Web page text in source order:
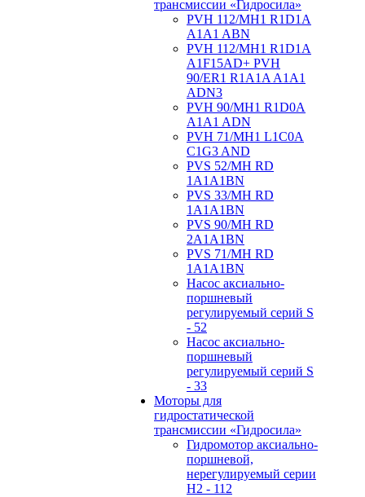
трансмиссии «Гидросила»
PVH 112/MH1 R1D1A
A1A1 ABN
PVH 112/MH1 R1D1A
A1F15AD+ PVH
90/ER1 R1A1A A1A1
ADN3
PVH 90/MH1 R1D0A
A1A1 ADN
PVH 71/MH1 L1C0A
C1G3 AND
PVS 52/MH RD
1A1A1BN
PVS 33/MH RD
1A1A1BN
PVS 90/MH RD
2A1A1BN
PVS 71/MH RD
1A1A1BN
Hасос аксиально-
поршневый
регулируемый серий S
- 52
Hасос аксиально-
поршневый
регулируемый серий S
- 33
Моторы для
гидростатической
трансмиссии «Гидросила»
Гидромотор аксиально-
поршневой,
нерегулируемый cерии
H2 - 112